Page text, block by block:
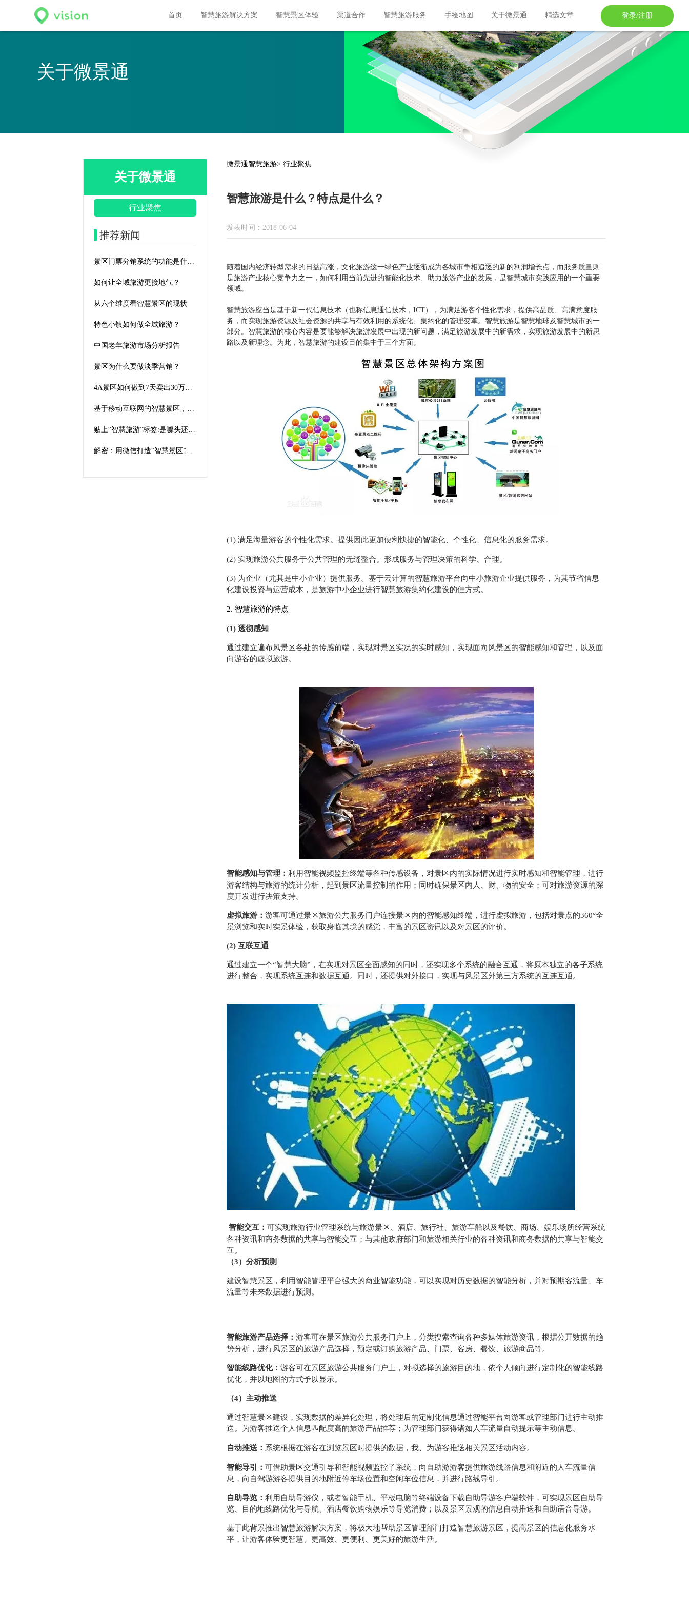
登录/注册
首页 智慧旅游解决方案 智慧景区体验 渠道合作 智慧旅游服务 手绘地图 关于微景通 精选文章
.code{ width:100%; margin-top:10px; } .code img{ width: 154px; height: 154px; margin: 10px 400px; }
关于微景通
关于微景通
行业聚焦
推荐新闻
景区门票分销系统的功能是什么？
如何让全域旅游更接地气？
从六个维度看智慧景区的现状
特色小镇如何做全域旅游？
中国老年旅游市场分析报告
景区为什么要做淡季营销？
4A景区如何做到7天卖出30万门票？
基于移动互联网的智慧景区，用手机解决了哪些问题？
贴上“智慧旅游”标签:是噱头还是“真”技术突破?
解密：用微信打造“智慧景区”和智慧景区解决方案
微景通智慧旅游> 行业聚焦
智慧旅游是什么？特点是什么？
发表时间：2018-06-04
随着国内经济转型需求的日益高涨，文化旅游这一绿色产业逐渐成为各城市争相追逐的新的利润增长点，而服务质量则
是旅游产业核心竞争力之一，如何利用当前先进的智能化技术、助力旅游产业的发展，是智慧城市实践应用的一个重要
领域。
智慧旅游应当是基于新一代信息技术（也称信息通信技术，ICT），为满足游客个性化需求，提供高品质、高满意度服
务，而实现旅游资源及社会资源的共享与有效利用的系统化、集约化的管理变革。智慧旅游是智慧地球及智慧城市的一
部分。智慧旅游的核心内容是要能够解决旅游发展中出现的新问题，满足旅游发展中的新需求，实现旅游发展中的新思
路以及新理念。为此，智慧旅游的建设目的集中于三个方面。
(1) 满足海量游客的个性化需求。提供因此更加便利快捷的智能化、个性化、信息化的服务需求。
(2) 实现旅游公共服务于公共管理的无缝整合。形成服务与管理决策的科学、合理。
(3) 为企业（尤其是中小企业）提供服务。基于云计算的智慧旅游平台向中小旅游企业提供服务，为其节省信息
化建设投资与运营成本，是旅游中小企业进行智慧旅游集约化建设的佳方式。
2. 智慧旅游的特点
(1) 透彻感知
通过建立遍布风景区各处的传感前端，实现对景区实况的实时感知，实现面向风景区的智能感知和管理，以及面
向游客的虚拟旅游。
智能感知与管理： 利用智能视频监控终端等各种传感设备，对景区内的实际情况进行实时感知和智能管理，进行
游客结构与旅游的统计分析，起到景区流量控制的作用；同时确保景区内人、财、物的安全；可对旅游资源的深
度开发进行决策支持。
虚拟旅游： 游客可通过景区旅游公共服务门户连接景区内的智能感知终端，进行虚拟旅游，包括对景点的360°全
景浏览和实时实景体验，获取身临其境的感觉，丰富的景区资讯以及对景区的评价。
(2) 互联互通
通过建立一个“智慧大脑”，在实现对景区全面感知的同时，还实现多个系统的融合互通，将原本独立的各子系统
进行整合，实现系统互连和数据互通。同时，还提供对外接口，实现与风景区外第三方系统的互连互通。
智能交互： 可实现旅游行业管理系统与旅游景区、酒店、旅行社、旅游车船以及餐饮、商场、娱乐场所经营系统
各种资讯和商务数据的共享与智能交互；与其他政府部门和旅游相关行业的各种资讯和商务数据的共享与智能交
互。
（3）分析预测
建设智慧景区，利用智能管理平台强大的商业智能功能，可以实现对历史数据的智能分析，并对预期客流量、车
流量等未来数据进行预测。
智能旅游产品选择： 游客可在景区旅游公共服务门户上，分类搜索查询各种多媒体旅游资讯，根据公开数据的趋
势分析，进行风景区的旅游产品选择，预定或订购旅游产品、门票、客房、餐饮、旅游商品等。
智能线路优化： 游客可在景区旅游公共服务门户上，对拟选择的旅游目的地，依个人倾向进行定制化的智能线路
优化，并以地图的方式予以显示。
（4）主动推送
通过智慧景区建设，实现数据的差异化处理，将处理后的定制化信息通过智能平台向游客或管理部门进行主动推
送。为游客推送个人信息匹配度高的旅游产品推荐；为管理部门获得诸如人车流量自动提示等主动信息。
自动推送： 系统根据在游客在浏览景区时提供的数据，我、为游客推送相关景区活动内容。
智能导引： 可借助景区交通引导和智能视频监控子系统，向自助游游客提供旅游线路信息和附近的人车流量信
息，向自驾游游客提供目的地附近停车场位置和空闲车位信息，并进行路线导引。
自助导览： 利用自助导游仪，或者智能手机、平板电脑等终端设备下载自助导游客户端软件，可实现景区自助导
览、目的地线路优化与导航、酒店餐饮购物娱乐等导览消费；以及景区景观的信息自动推送和自助语音导游。
基于此背景推出智慧旅游解决方案，将极大地帮助景区管理部门打造智慧旅游景区，提高景区的信息化服务水
平，让游客体验更智慧、更高效、更便利、更美好的旅游生活。